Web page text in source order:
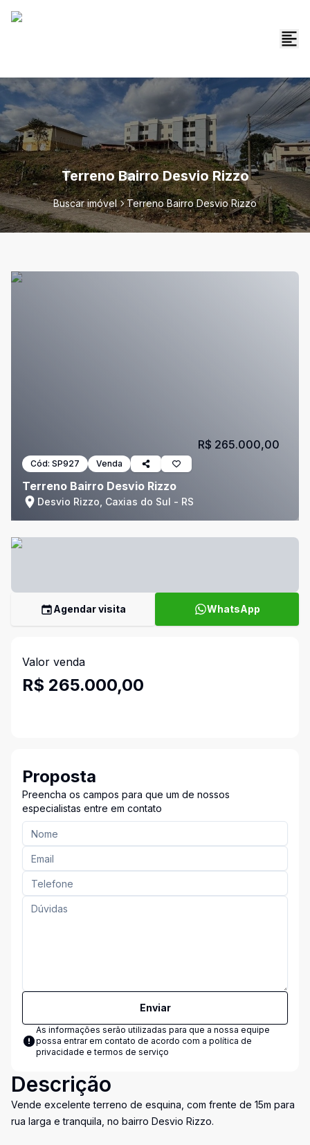
Terreno Bairro Desvio Rizzo
Buscar imóvel Terreno Bairro Desvio Rizzo
Cód: SP927 Venda
Terreno Bairro Desvio Rizzo
Desvio Rizzo, Caxias do Sul - RS
R$ 265.000,00
Agendar visita WhatsApp
Valor venda
R$ 265.000,00
Proposta
Preencha os campos para que um de nossos
especialistas entre em contato
Enviar
As informações serão utilizadas para que a nossa equipe
possa entrar em contato de acordo com a política de
privacidade e termos de serviço
Descrição
Vende excelente terreno de esquina, com frente de 15m para
rua larga e tranquila, no bairro Desvio Rizzo.